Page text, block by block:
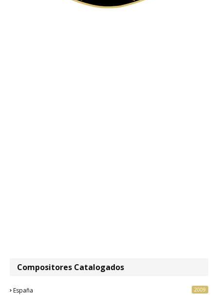
Compositores Catalogados
España 2009